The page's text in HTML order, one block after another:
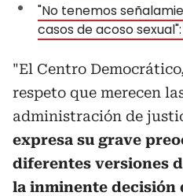
"No tenemos
casos de acoso
"El Centro
respeto que merecen
administración de
expresa su grave
diferentes versiones
la inminente decisión